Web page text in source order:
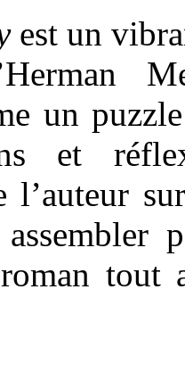
est un
un
et
l’auteur
assembler
tout